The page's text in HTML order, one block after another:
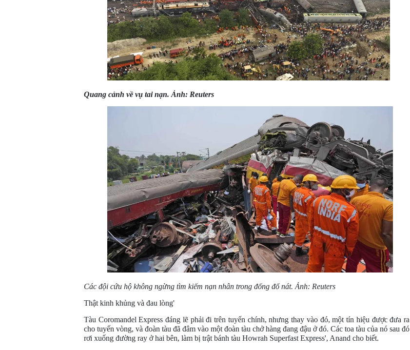
Quang cảnh về vụ tai nạn. Ảnh: Reuters
Các đội cứu hộ không ngừng tìm kiếm nạn nhân trong đống đổ nát. Ảnh: Reuters
Thật kinh khủng và đau lòng'
Tàu Coromandel Express đáng lẽ phải đi trên tuyến chính, nhưng thay vào đó, một tín hiệu được đưa ra
cho tuyến vòng, và đoàn tàu đã đâm vào một đoàn tàu chở hàng đang đậu ở đó. Các toa tàu của nó sau đó
rơi xuống đường ray ở hai bên, làm bị trật bánh tàu Howrah Superfast Express', Anand cho biết.